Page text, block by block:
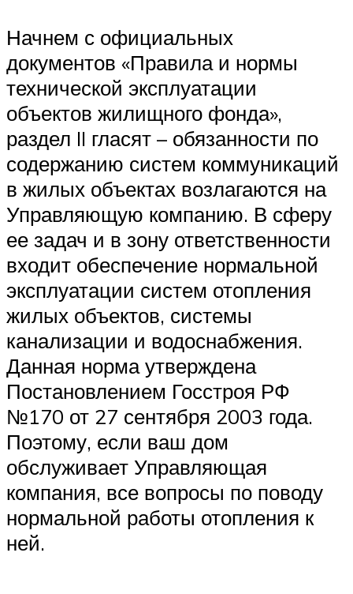
Начнем с официальных
документов «Правила и нормы
технической эксплуатации
объектов жилищного фонда»,
раздел II гласят – обязанности по
содержанию систем коммуникаций
в жилых объектах возлагаются на
Управляющую компанию. В сферу
ее задач и в зону ответственности
входит обеспечение нормальной
эксплуатации систем отопления
жилых объектов, системы
канализации и водоснабжения.
Данная норма утверждена
Постановлением Госстроя РФ
№170 от 27 сентября 2003 года.
Поэтому, если ваш дом
обслуживает Управляющая
компания, все вопросы по поводу
нормальной работы отопления к
ней.